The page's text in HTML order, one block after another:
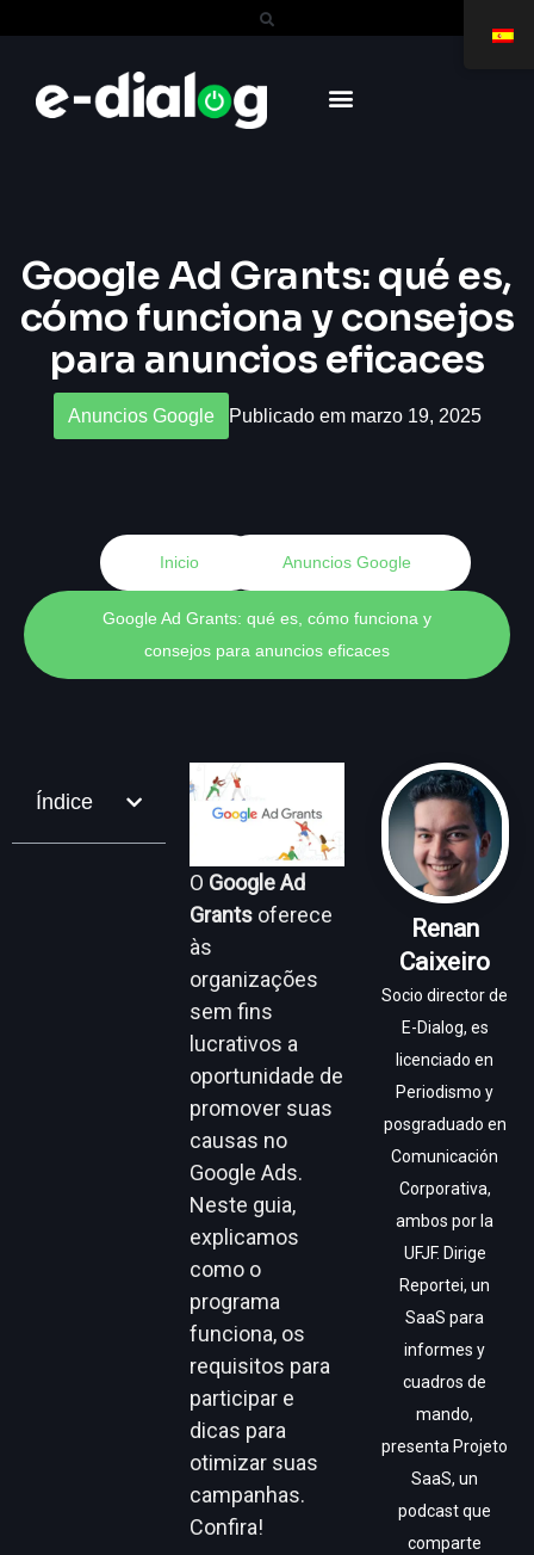
Google Ad Grants: qué es,
cómo funciona y consejos
para anuncios eficaces
Anuncios Google Publicado em marzo 19, 2025
Inicio Anuncios Google
Google Ad Grants: qué es, cómo funciona y
consejos para anuncios eficaces
Índice
O Google Ad
Grants oferece
às
organizações
sem fins
lucrativos a
oportunidade de
promover suas
causas no
Google Ads.
Neste guia,
explicamos
como o
programa
funciona, os
requisitos para
participar e
dicas para
otimizar suas
campanhas.
Confira!
Renan
Caixeiro
Socio director de
E-Dialog, es
licenciado en
Periodismo y
posgraduado en
Comunicación
Corporativa,
ambos por la
UFJF. Dirige
Reportei, un
SaaS para
informes y
cuadros de
mando,
presenta Projeto
SaaS, un
podcast que
comparte